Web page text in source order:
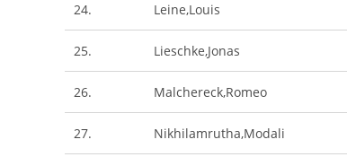
24. Leine,Louis
25. Lieschke,Jonas
26. Malchereck,Romeo
27. Nikhilamrutha,Modali